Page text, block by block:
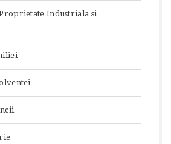
Industriala si